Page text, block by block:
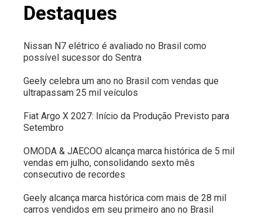
Destaques
Nissan N7 elétrico é avaliado no Brasil como
possível sucessor do Sentra
Geely celebra um ano no Brasil com vendas que
ultrapassam 25 mil veículos
Fiat Argo X 2027: Início da Produção Previsto para
Setembro
OMODA & JAECOO alcança marca histórica de 5 mil
vendas em julho, consolidando sexto mês
consecutivo de recordes
Geely alcança marca histórica com mais de 28 mil
carros vendidos em seu primeiro ano no Brasil